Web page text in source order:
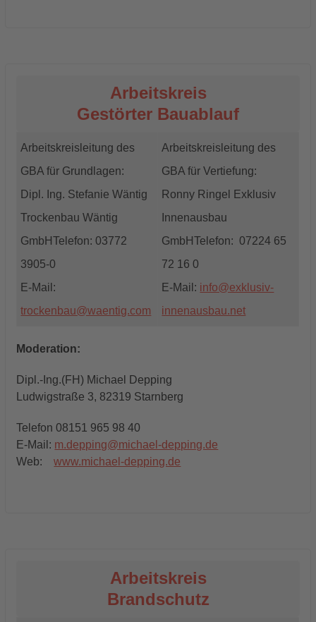
Arbeitskreis
Gestörter Bauablauf
Arbeitskreisleitung des
GBA für Grundlagen:
Dipl. Ing. Stefanie Wäntig
Trockenbau Wäntig
GmbHTelefon: 03772
3905-0
E-Mail:
trockenbau@waentig.com
Arbeitskreisleitung des
GBA für Vertiefung:
Ronny Ringel
Exklusiv
Innenausbau
GmbHTelefon: 07224 65
72 16 0
E-Mail: info@exklusiv-
innenausbau.net
Moderation:
Dipl.-Ing.(FH) Michael Depping
Ludwigstraße 3, 82319 Starnberg
Telefon 08151 965 98 40
E-Mail: m.depping@michael-depping.de
Web:www.michael-depping.de
Arbeitskreis
Brandschutz